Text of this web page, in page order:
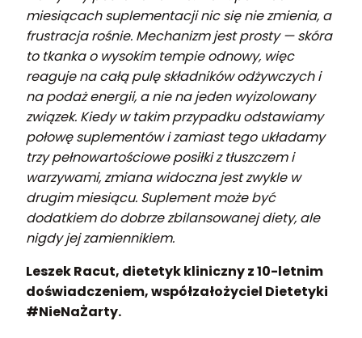
miesiącach suplementacji nic się nie zmienia, a
frustracja rośnie. Mechanizm jest prosty — skóra
to tkanka o wysokim tempie odnowy, więc
reaguje na całą pulę składników odżywczych i
na podaż energii, a nie na jeden wyizolowany
związek. Kiedy w takim przypadku odstawiamy
połowę suplementów i zamiast tego układamy
trzy pełnowartościowe posiłki z tłuszczem i
warzywami, zmiana widoczna jest zwykle w
drugim miesiącu. Suplement może być
dodatkiem do dobrze zbilansowanej diety, ale
nigdy jej zamiennikiem.
Leszek Racut, dietetyk kliniczny z 10-letnim
doświadczeniem, współzałożyciel Dietetyki
#NieNaŻarty.